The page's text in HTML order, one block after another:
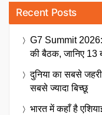
Recent Posts
G7 Summit
की बैठक, जानिए
दुनिया का सबसे
सबसे ज्यादा बिच्छू
भारत में कहाँ है